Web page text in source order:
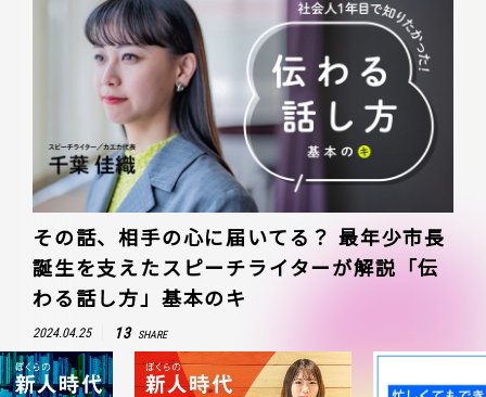
その話、相手の心に届いてる？ 最年少市長
誕生を支えたスピーチライターが解説「伝
わる話し方」基本のキ
2024.04.25 13 SHARE